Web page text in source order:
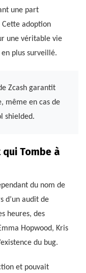
une part
adoption
une véritable vie
plus surveillé.
Zcash garantit
même en cas de
shielded.
Tombe à
du nom de
d’un audit de
heures, des
Hopwood, Kris
du bug.
et pouvait